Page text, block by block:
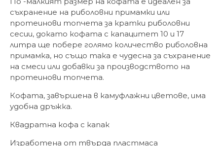
съхранение на риболовни примамки или
протеинови топчета за кратки риболовни
сесии, докато кофата с капацитет 10 и 17
литра ще побере голямо количество риболовна
примамка, но също така е чудесна за съхранение
на смеси или добавки за производството на
протеинови топчета.
Кофата, завършена в камуфлажни цветове, има
удобна дръжка.
Квадратна кофа с капак
Изработена от твърда пластмаса